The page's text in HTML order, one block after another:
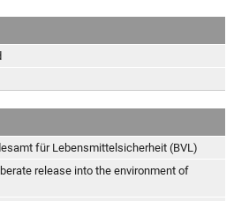
für Lebensmittelsicherheit (BVL)
release into the environment of